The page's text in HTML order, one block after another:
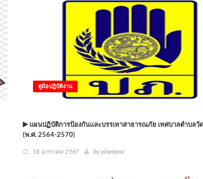
คู่มือปฏิบัติงาน
แผนปฏิบัติการป้องกันและบรรเทาสาธารณภัย เทศบาลตำบลวั
(พ.ศ. 2564-2570)
18 มกราคม 2567 by pilantana